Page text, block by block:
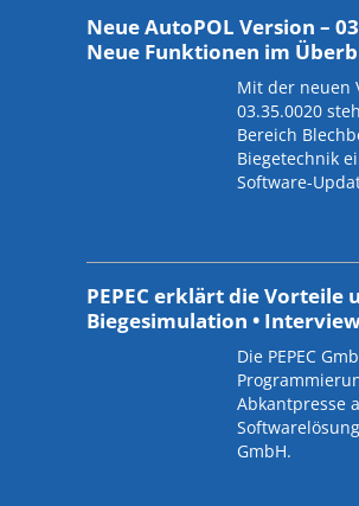
Neue AutoPOL Version –
Neue Funktionen im
Mit der neuen
03.35.0020
Bereich
Biegetechnik
Software-
PEPEC erklärt die Vorteile
Biegesimulation •
Die PEPEC
Abkantpresse
GmbH.